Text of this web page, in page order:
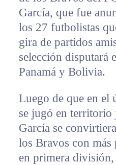
García, que fue
los 27 futbolistas
gira de partidos
selección disputará
Panamá y Bolivia.
Luego de que en el
se jugó en territorio
García se
los Bravos con más
en primera división,